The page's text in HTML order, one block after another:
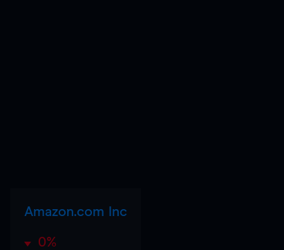
Amazon.com Inc
0%